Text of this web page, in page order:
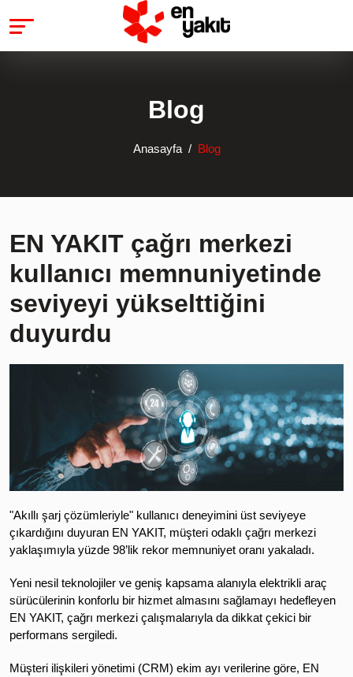
Blog
Anasayfa Blog
EN YAKIT çağrı merkezi
kullanıcı memnuniyetinde
seviyeyi yükselttiğini
duyurdu
"Akıllı şarj çözümleriyle" kullanıcı deneyimini üst seviyeye
çıkardığını duyuran EN YAKIT, müşteri odaklı çağrı merkezi
yaklaşımıyla yüzde 98’lik rekor memnuniyet oranı yakaladı.
Yeni nesil teknolojiler ve geniş kapsama alanıyla elektrikli araç
sürücülerinin konforlu bir hizmet almasını sağlamayı hedefleyen
EN YAKIT, çağrı merkezi çalışmalarıyla da dikkat çekici bir
performans sergiledi.
Müşteri ilişkileri yönetimi (CRM) ekim ayı verilerine göre, EN